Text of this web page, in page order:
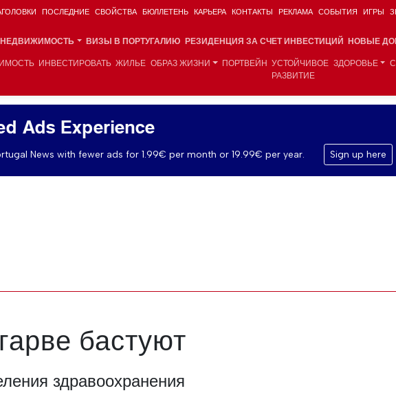
ПОСЛЕДНИЕ СВОЙСТВА БЮЛЛЕТЕНЬ КАРЬЕРА КОНТАКТЫ РЕКЛАМА СОБЫТИЯ ИГРЫ
НЕДВИЖИМОСТЬ ВИЗЫ В ПОРТУГАЛИЮ РЕЗИДЕНЦИЯ ЗА СЧЕТ ИНВЕСТИЦИЙ НОВЫЕ
ИНВЕСТИРОВАТЬ ЖИЛЬЕ ОБРАЗ ЖИЗНИ ПОРТВЕЙН УСТОЙЧИВОЕ
РАЗВИТИЕ
ЗДОРОВЬЕ
Ads Experience
News with fewer ads for 1.99€ per month or 19.99€ per year. Sign up here
бастуют
здравоохранения